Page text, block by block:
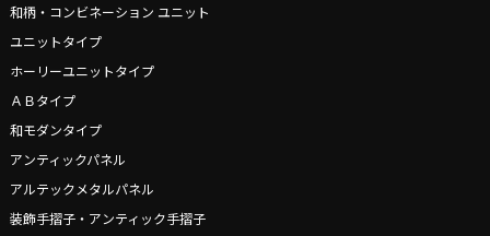
和柄・コンビネーション ユニット
ユニットタイプ
ホーリーユニットタイプ
ＡＢタイプ
和モダンタイプ
アンティックパネル
アルテックメタルパネル
装飾手摺子・アンティック手摺子